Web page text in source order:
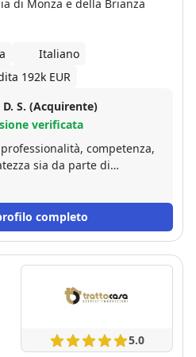
di Monza e della Brianza
Italiano
192k EUR
S. (Acquirente)
verificata
competenza,
sia da parte di
Simone. Un’agenzia che
completo
5.0